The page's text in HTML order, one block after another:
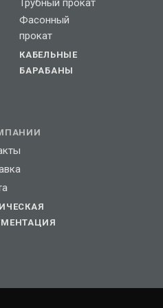
Трубный прокат
Фасонный
прокат
КАБЕЛЬНЫЕ
БАРАБАНЫ